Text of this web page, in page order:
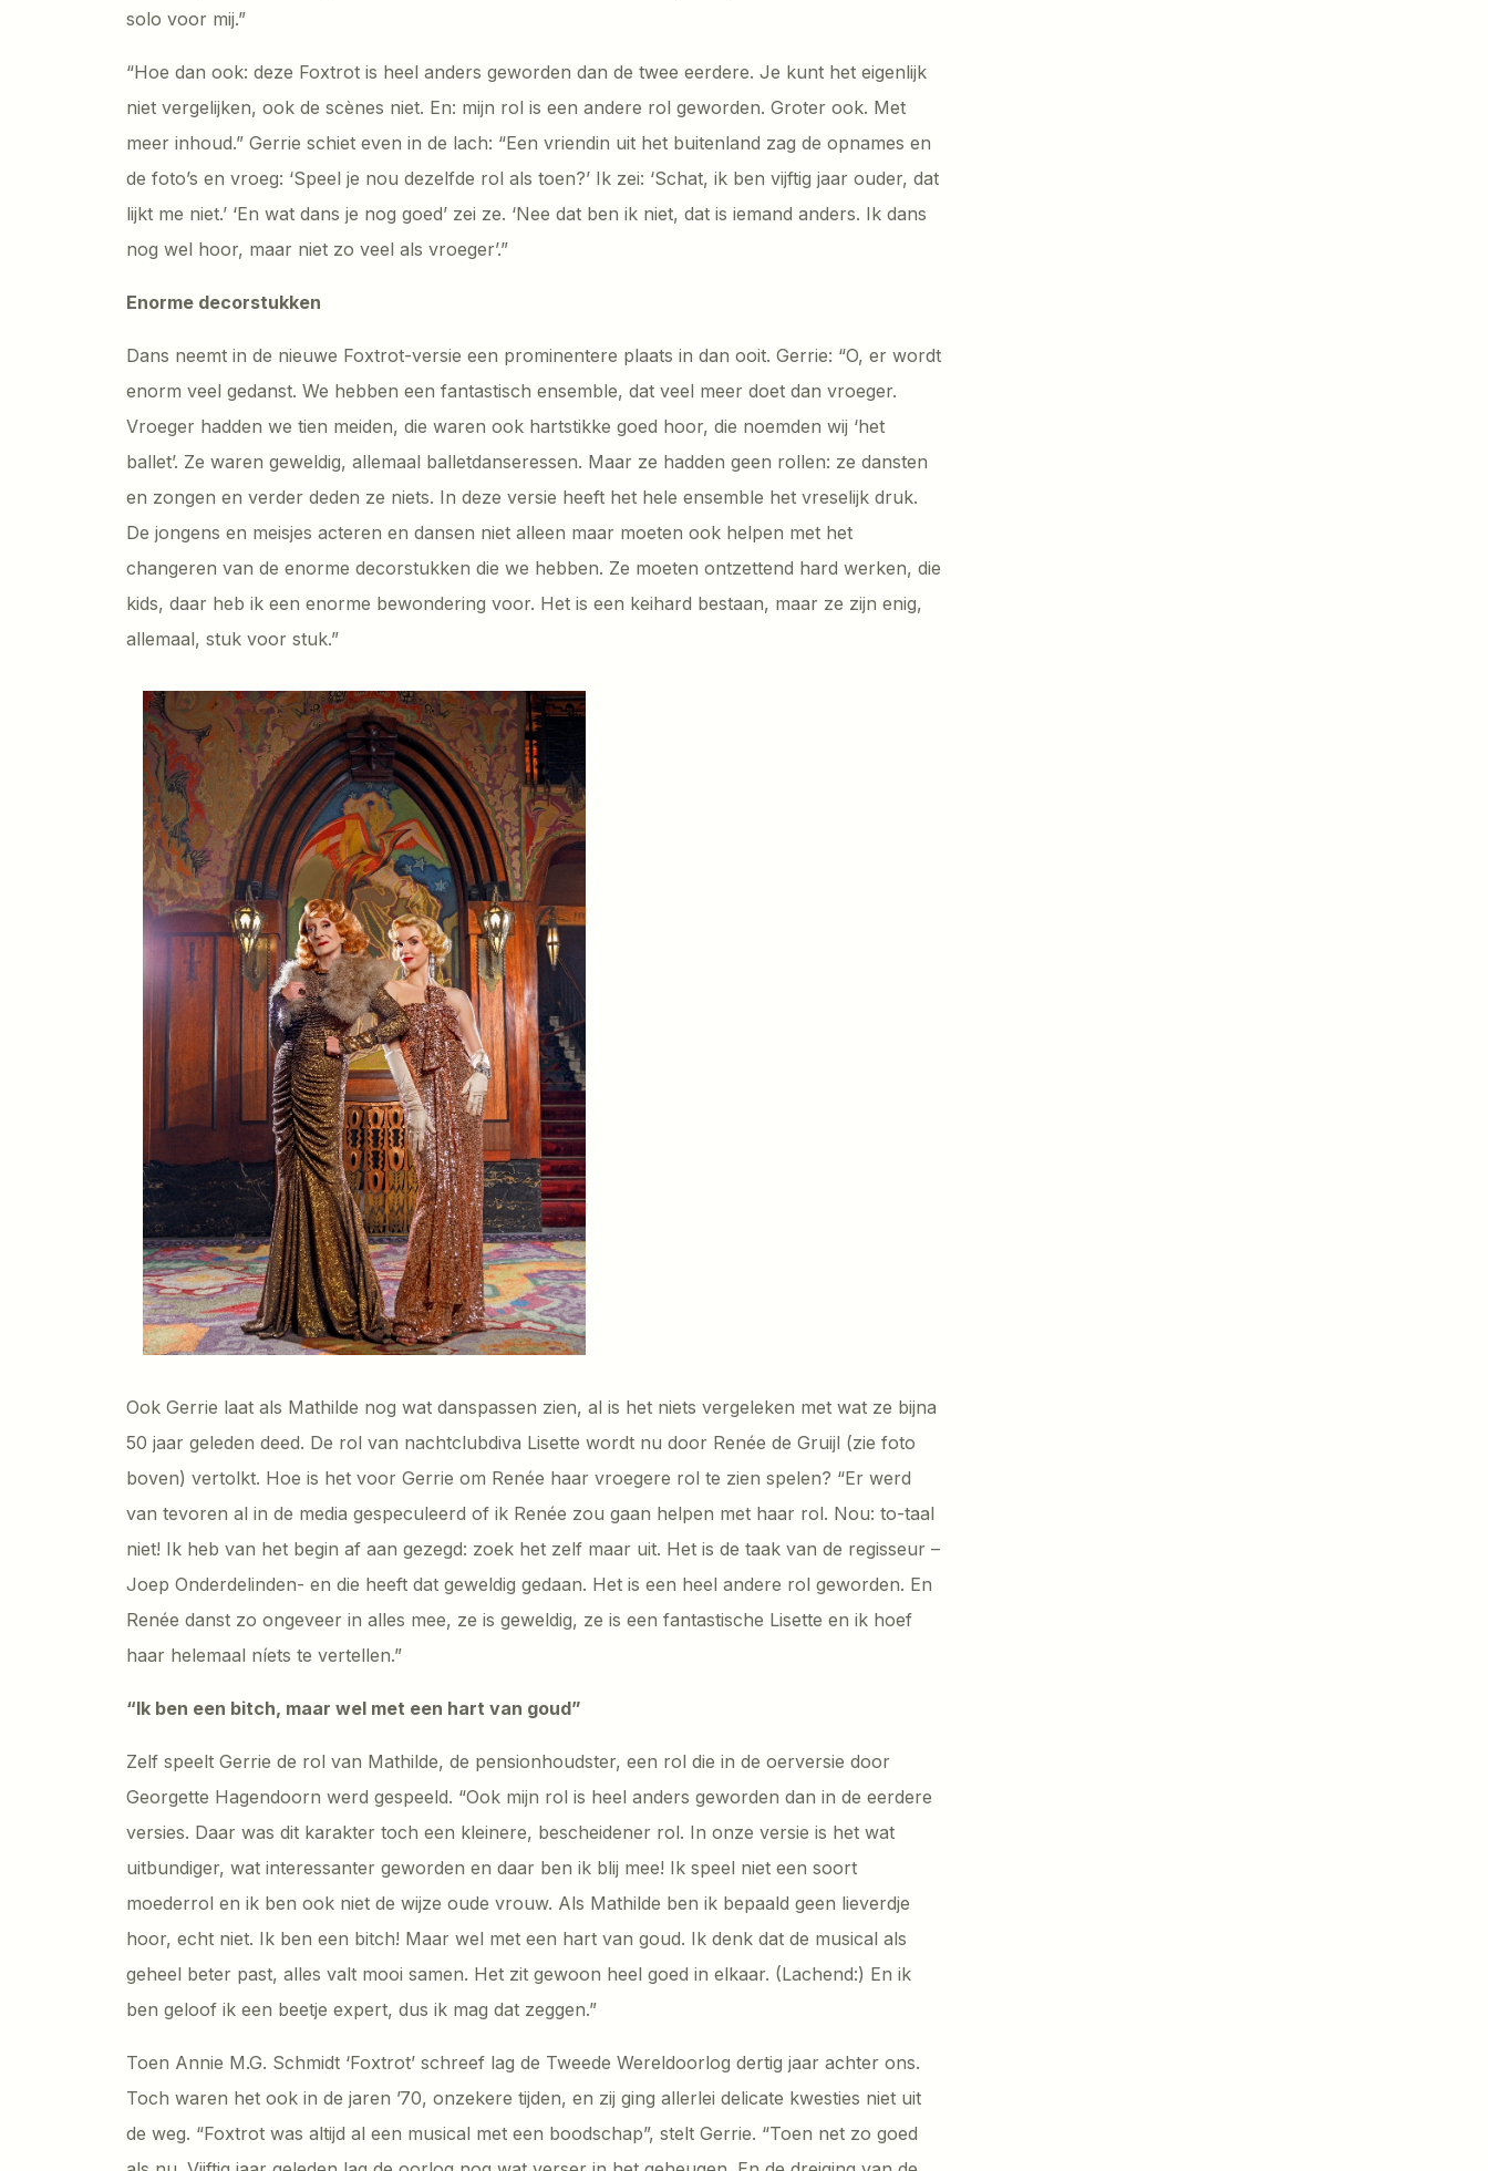
solo voor mij.”
“Hoe dan ook: deze Foxtrot is heel anders geworden dan de twee eerdere. Je kunt het eigenlijk
niet vergelijken, ook de scènes niet. En: mijn rol is een andere rol geworden. Groter ook. Met
meer inhoud.” Gerrie schiet even in de lach: “Een vriendin uit het buitenland zag de opnames en
de foto’s en vroeg: ‘Speel je nou dezelfde rol als toen?’ Ik zei: ‘Schat, ik ben vijftig jaar ouder, dat
lijkt me niet.’ ‘En wat dans je nog goed’ zei ze. ‘Nee dat ben ik niet, dat is iemand anders. Ik dans
nog wel hoor, maar niet zo veel als vroeger’.”
Enorme decorstukken
Dans neemt in de nieuwe Foxtrot-versie een prominentere plaats in dan ooit. Gerrie: “O, er wordt
enorm veel gedanst. We hebben een fantastisch ensemble, dat veel meer doet dan vroeger.
Vroeger hadden we tien meiden, die waren ook hartstikke goed hoor, die noemden wij ‘het
ballet’. Ze waren geweldig, allemaal balletdanseressen. Maar ze hadden geen rollen: ze dansten
en zongen en verder deden ze niets. In deze versie heeft het hele ensemble het vreselijk druk.
De jongens en meisjes acteren en dansen niet alleen maar moeten ook helpen met het
changeren van de enorme decorstukken die we hebben. Ze moeten ontzettend hard werken, die
kids, daar heb ik een enorme bewondering voor. Het is een keihard bestaan, maar ze zijn enig,
allemaal, stuk voor stuk.”
Ook Gerrie laat als Mathilde nog wat danspassen zien, al is het niets vergeleken met wat ze bijna
50 jaar geleden deed. De rol van nachtclubdiva Lisette wordt nu door Renée de Gruijl (zie foto
boven) vertolkt. Hoe is het voor Gerrie om Renée haar vroegere rol te zien spelen? “Er werd
van tevoren al in de media gespeculeerd of ik Renée zou gaan helpen met haar rol. Nou: to-taal
niet! Ik heb van het begin af aan gezegd: zoek het zelf maar uit. Het is de taak van de regisseur –
Joep Onderdelinden- en die heeft dat geweldig gedaan. Het is een heel andere rol geworden. En
Renée danst zo ongeveer in alles mee, ze is geweldig, ze is een fantastische Lisette en ik hoef
haar helemaal níets te vertellen.”
“Ik ben een bitch, maar wel met een hart van goud”
Zelf speelt Gerrie de rol van Mathilde, de pensionhoudster, een rol die in de oerversie door
Georgette Hagendoorn werd gespeeld. “Ook mijn rol is heel anders geworden dan in de eerdere
versies. Daar was dit karakter toch een kleinere, bescheidener rol. In onze versie is het wat
uitbundiger, wat interessanter geworden en daar ben ik blij mee! Ik speel niet een soort
moederrol en ik ben ook niet de wijze oude vrouw. Als Mathilde ben ik bepaald geen lieverdje
hoor, echt niet. Ik ben een bitch! Maar wel met een hart van goud. Ik denk dat de musical als
geheel beter past, alles valt mooi samen. Het zit gewoon heel goed in elkaar. (Lachend:) En ik
ben geloof ik een beetje expert, dus ik mag dat zeggen.”
Toen Annie M.G. Schmidt ‘Foxtrot’ schreef lag de Tweede Wereldoorlog dertig jaar achter ons.
Toch waren het ook in de jaren ’70, onzekere tijden, en zij ging allerlei delicate kwesties niet uit
de weg. “Foxtrot was altijd al een musical met een boodschap”, stelt Gerrie. “Toen net zo goed